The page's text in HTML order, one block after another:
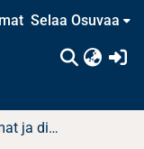
Selaa Osuvaa
Pro gradu -tutkielmat ja diplomityöt